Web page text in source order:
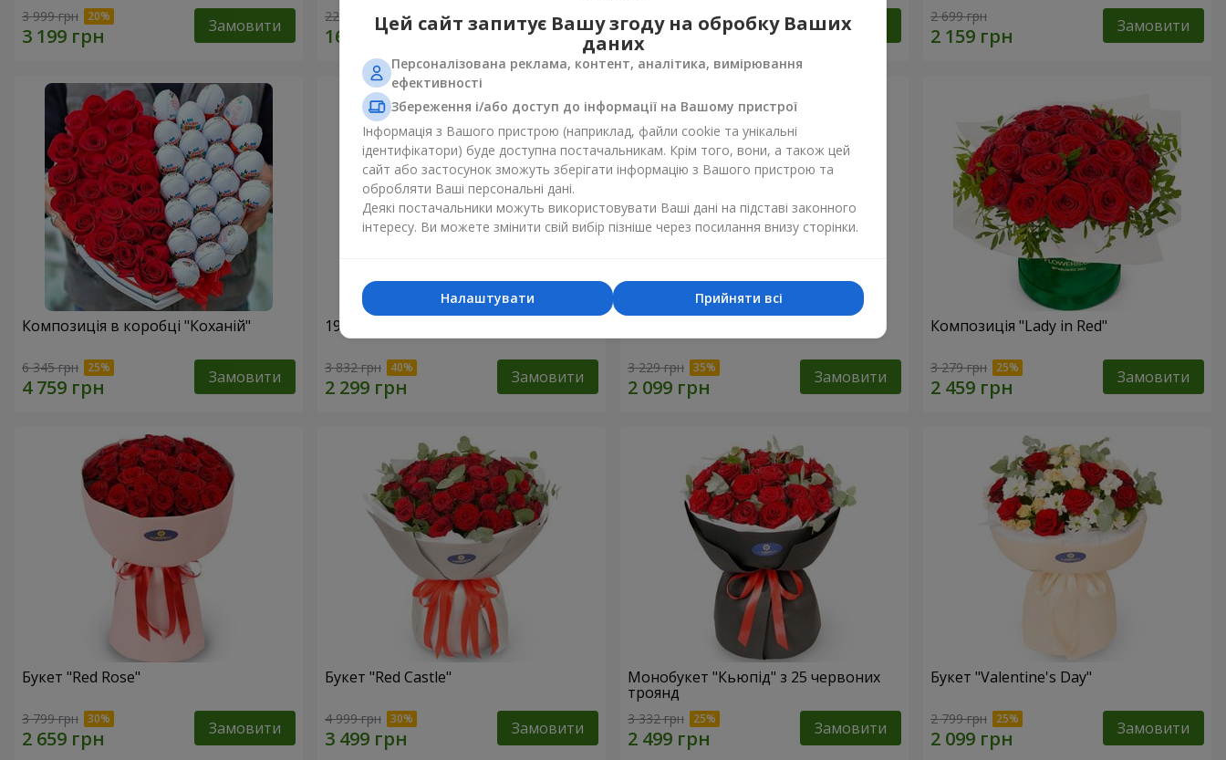
3 999 грн Замовити 22 999 грн Замовити 2 221 грн Замовити 2 699 грн Замовити
Композиція в коробці "Коханій"
6 345 грн Замовити
19 червоних троянд з Пандою
3 832 грн Замовити 3 229 грн Замовити
Композиція "Lady in Red"
3 279 грн Замовити
Букет "Red Rose"
3 799 грн Замовити
Букет "Red Castle"
4 999 грн Замовити
Монобукет "Кьюпід" з 25 червоних
троянд
3 332 грн Замовити
Букет "Valentine's Day"
2 799 грн Замовити
Цей сайт запитує Вашу згоду на обробку Ваших
даних
Персоналізована реклама, контент, аналітика, вимірювання
ефективності
Збереження і/або доступ до інформації на Вашому пристрої
Інформація з Вашого пристрою (наприклад, файли cookie та унікальні
ідентифікатори) буде доступна постачальникам. Крім того, вони, а також цей
сайт або застосунок зможуть зберігати інформацію з Вашого пристрою та
обробляти Ваші персональні дані.
Деякі постачальники можуть використовувати Ваші дані на підставі законного
інтересу. Ви можете змінити свій вибір пізніше через посилання внизу сторінки.
Прийняти всі
Налаштувати